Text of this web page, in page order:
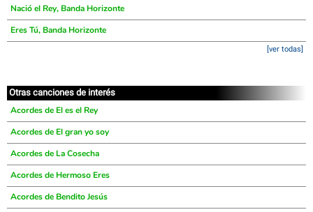
Nació el Rey, Banda Horizonte
Eres Tú, Banda Horizonte
[ver todas]
Otras canciones de interés
Acordes de El es el Rey
Acordes de El gran yo soy
Acordes de La Cosecha
Acordes de Hermoso Eres
Acordes de Bendito Jesús